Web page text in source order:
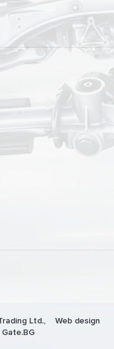
Ltd., Web design
Gate.BG